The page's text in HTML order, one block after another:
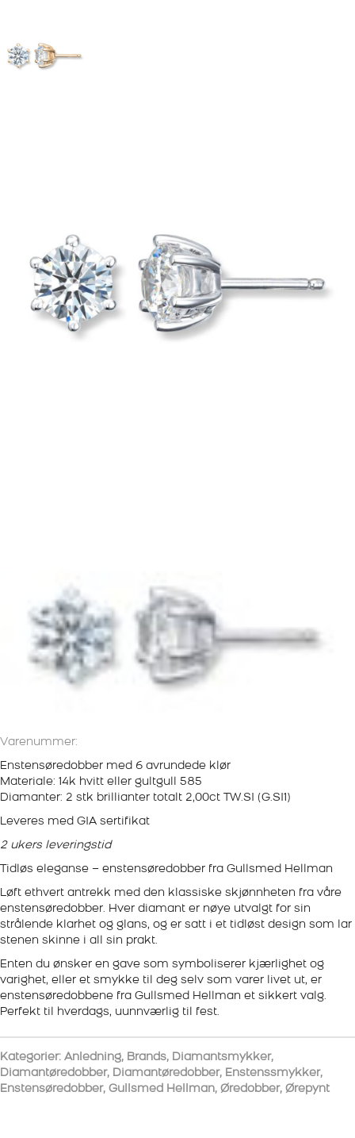
Varenummer:
Enstensøredobber med 6 avrundede klør
Materiale: 14k hvitt eller gultgull 585
Diamanter: 2 stk brillianter totalt 2,00ct TW.SI (G.SI1)
Leveres med GIA sertifikat
2 ukers leveringstid
Tidløs eleganse – enstensøredobber fra Gullsmed Hellman
Løft ethvert antrekk med den klassiske skjønnheten fra våre
enstensøredobber. Hver diamant er nøye utvalgt for sin
strålende klarhet og glans, og er satt i et tidløst design som lar
stenen skinne i all sin prakt.
Enten du ønsker en gave som symboliserer kjærlighet og
varighet, eller et smykke til deg selv som varer livet ut, er
enstensøredobbene fra Gullsmed Hellman et sikkert valg.
Perfekt til hverdags, uunnværlig til fest.
Kategorier: Anledning, Brands, Diamantsmykker,
Diamantøredobber, Diamantøredobber, Enstenssmykker,
Enstensøredobber, Gullsmed Hellman, Øredobber, Ørepynt